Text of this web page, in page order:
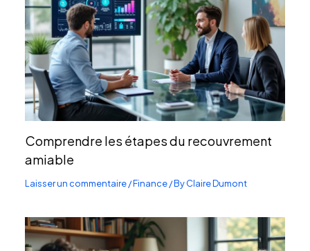
Comprendre les étapes du recouvrement
amiable
Laisser un commentaire/Finance/ ByClaire Dumont